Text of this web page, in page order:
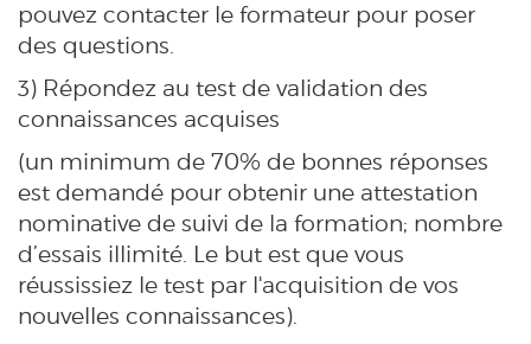
pouvez contacter le formateur pour poser
des questions.
3) Répondez au test de validation des
connaissances acquises
(un minimum de 70% de bonnes réponses
est demandé pour obtenir une attestation
nominative de suivi de la formation; nombre
d’essais illimité. Le but est que vous
réussissiez le test par l'acquisition de vos
nouvelles connaissances).